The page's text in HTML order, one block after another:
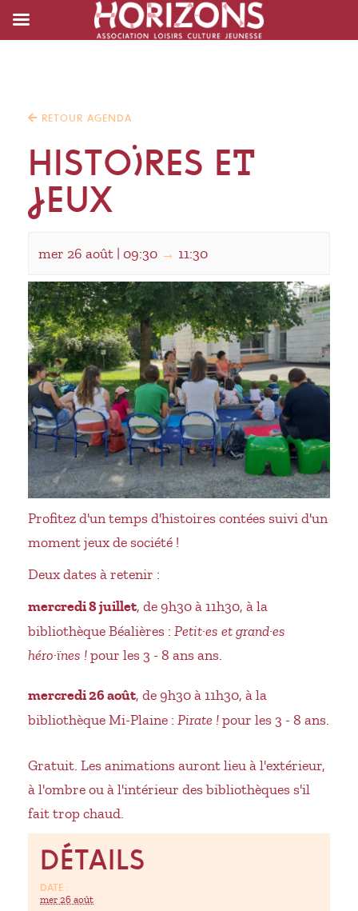
RETOUR AGENDA
HISTOIRES ET
JEUX
mer 26 août | 09:30 → 11:30
Profitez d'un temps d'histoires contées suivi d'un
moment jeux de société !
Deux dates à retenir :
mercredi 8 juillet, de 9h30 à 11h30, à la
bibliothèque Béalières : Petit·es et grand·es
héro·ïnes ! pour les 3 - 8 ans ans.
mercredi 26 août, de 9h30 à 11h30, à la
bibliothèque Mi-Plaine : Pirate ! pour les 3 - 8 ans.
Gratuit. Les animations auront lieu à l'extérieur,
à l'ombre ou à l'intérieur des bibliothèques s'il
fait trop chaud.
DÉTAILS
DATE :
mer 26 août